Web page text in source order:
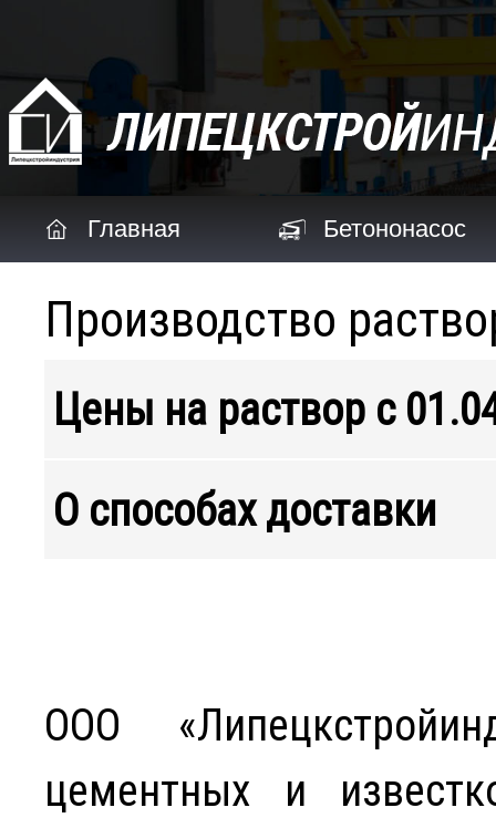
Главная Бетононасос
Производство
Цены на раствор с
О способах доставки
ООО
цементных и